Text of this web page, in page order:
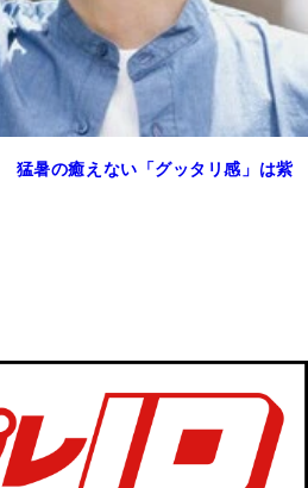
暑の癒えない「グッタリ感」は紫